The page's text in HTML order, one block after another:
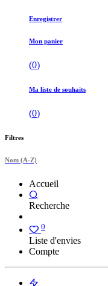
Enregistrer
Mon panier
(0)
Ma liste de souhaits
(0)
Filtres
Nom (A-Z)
Accueil
Recherche
0
Liste d'envies
Compte